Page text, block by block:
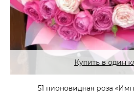
Купить в один
51 пионовидная роза